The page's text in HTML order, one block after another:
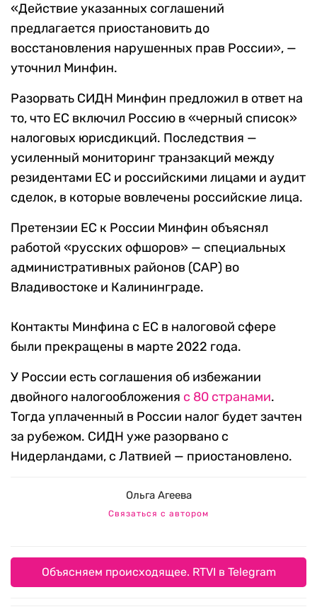
«Действие указанных соглашений
предлагается приостановить до
восстановления нарушенных прав России», —
уточнил Минфин.
Разорвать СИДН Минфин предложил в ответ на
то, что ЕС включил Россию в «черный список»
налоговых юрисдикций. Последствия —
усиленный мониторинг транзакций между
резидентами ЕС и российскими лицами и аудит
сделок, в которые вовлечены российские лица.
Претензии ЕС к России Минфин объяснял
работой «русских офшоров» — специальных
административных районов (САР) во
Владивостоке и Калининграде.
Контакты Минфина с ЕС в налоговой сфере
были прекращены в марте 2022 года.
У России есть соглашения об избежании
двойного налогообложения с 80 странами.
Тогда уплаченный в России налог будет зачтен
за рубежом. СИДН уже разорвано с
Нидерландами, с Латвией — приостановлено.
Ольга Агеева
Связаться с автором
Объясняем происходящее. RTVI в Telegram